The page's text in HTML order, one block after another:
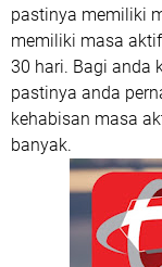
pastinya memiliki
memiliki masa
30 hari. Bagi anda
pastinya anda
kehabisan masa
banyak.